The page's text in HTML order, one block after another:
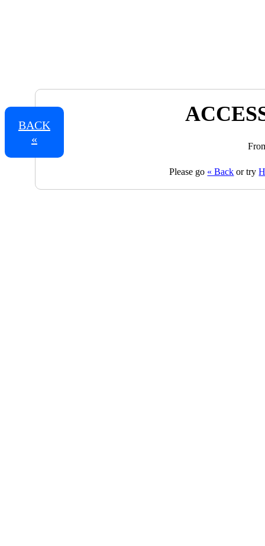
BACK
«
Please go « Back or try